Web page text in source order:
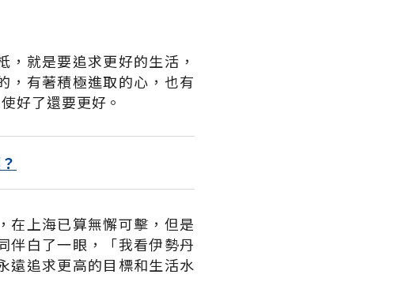
就是要追求更好的生活，
，有著積極進取的心，也有
好了還要更好。
在上海已算無懈可擊，但是
伴白了一眼，「我看伊勢丹
遠追求更高的目標和生活水